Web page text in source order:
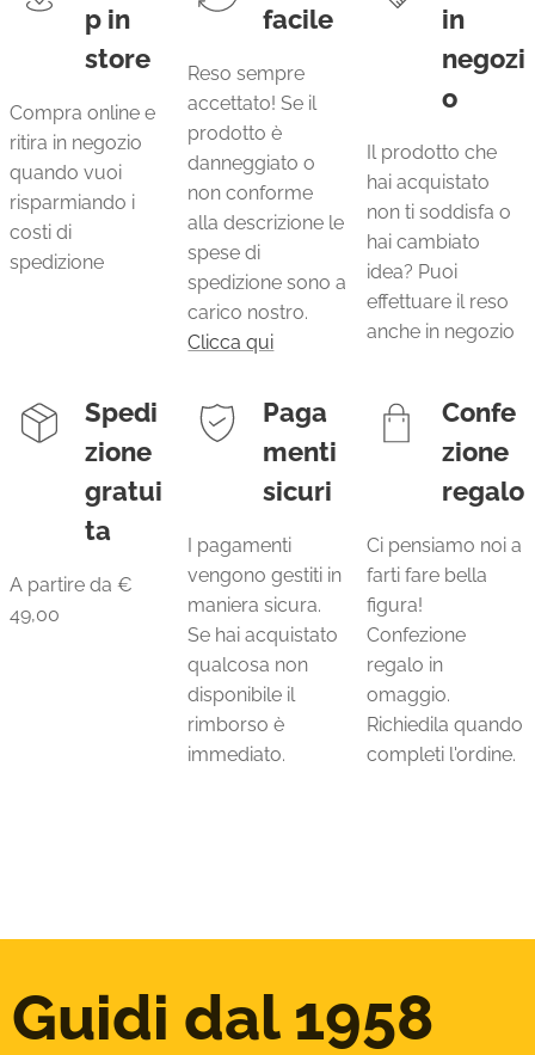
p in
store
Compra online e
ritira in negozio
quando vuoi
risparmiando i
costi di
spedizione
facile
Reso sempre
accettato! Se il
prodotto è
danneggiato o
non conforme
alla descrizione le
spese di
spedizione sono a
carico nostro.
Clicca qui
in
negozi
o
Il prodotto che
hai acquistato
non ti soddisfa o
hai cambiato
idea? Puoi
effettuare il reso
anche in negozio
Spedi
zione
gratui
ta
A partire da €
49,00
Paga
menti
sicuri
I pagamenti
vengono gestiti in
maniera sicura.
Se hai acquistato
qualcosa non
disponibile il
rimborso è
immediato.
Confe
zione
regalo
Ci pensiamo noi a
farti fare bella
figura!
Confezione
regalo in
omaggio.
Richiedila quando
completi l'ordine.
Guidi dal 1958